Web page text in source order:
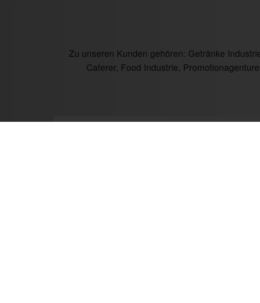
Zu unseren Kunden gehören: Getränke
Caterer, Food Industrie,